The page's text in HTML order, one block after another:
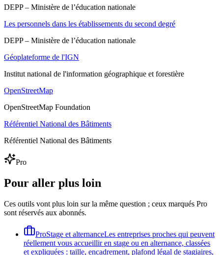
DEPP – Ministère de l’éducation nationale
Les personnels dans les établissements du second degré
DEPP – Ministère de l’éducation nationale
Géoplateforme de l'IGN
Institut national de l'information géographique et forestière
OpenStreetMap
OpenStreetMap Foundation
Référentiel National des Bâtiments
Référentiel National des Bâtiments
Pro
Pour aller plus loin
Ces outils vont plus loin sur la même question ; ceux marqués Pro
sont réservés aux abonnés.
ProStage et alternanceLes entreprises proches qui peuvent
réellement vous accueillir en stage ou en alternance, classées
et expliquées : taille, encadrement, plafond légal de stagiaires,